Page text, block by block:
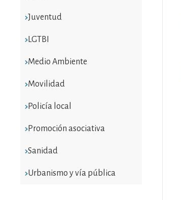
Juventud
LGTBI
Medio Ambiente
Movilidad
Policía local
Promoción asociativa
Sanidad
Urbanismo y vía pública